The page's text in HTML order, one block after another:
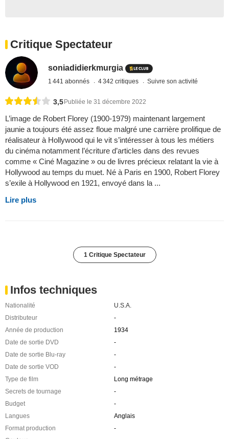
Critique Spectateur
soniadidierkmurgia
1 441 abonnés 4 342 critiques Suivre son activité
3,5 Publiée le 31 décembre 2022
L’image de Robert Florey (1900-1979) maintenant largement
jaunie a toujours été assez floue malgré une carrière prolifique de
réalisateur à Hollywood qui le vit s’intéresser à tous les métiers
du cinéma notamment l’écriture d’articles dans des revues
comme « Ciné Magazine » ou de livres précieux relatant la vie à
Hollywood au temps du muet. Né à Paris en 1900, Robert Florey
s’exile à Hollywood en 1921, envoyé dans la ...
Lire plus
1 Critique Spectateur
Infos techniques
Nationalité
U.S.A.
Distributeur
-
Année de production
1934
Date de sortie DVD
-
Date de sortie Blu-ray
-
Date de sortie VOD
-
Type de film
Long métrage
Secrets de tournage
-
Budget
-
Langues
Anglais
Format production
-